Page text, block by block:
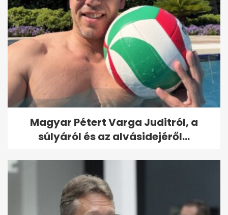
Magyar Pétert Varga Juditról, a
súlyáról és az alvásidejéről...